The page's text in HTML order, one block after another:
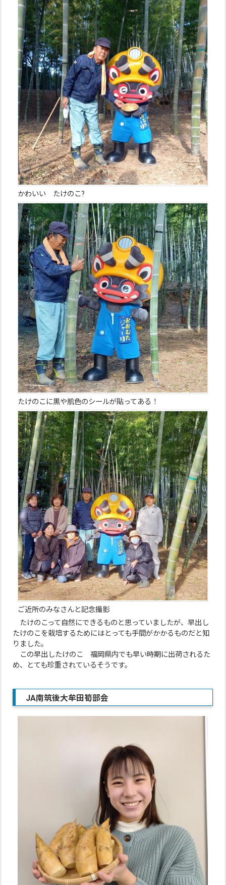
かわいい たけのこ?
たけのこに黒や肌色のシールが貼ってある！
ご近所のみなさんと記念撮影
たけのこって自然にできるものと思っていましたが、早出し
たけのこを栽培するためにはとっても手間がかかるものだと知
りました。
この早出したけのこ 福岡県内でも早い時期に出荷されるた
め、とても珍重されているそうです。
JA南筑後大牟田筍部会